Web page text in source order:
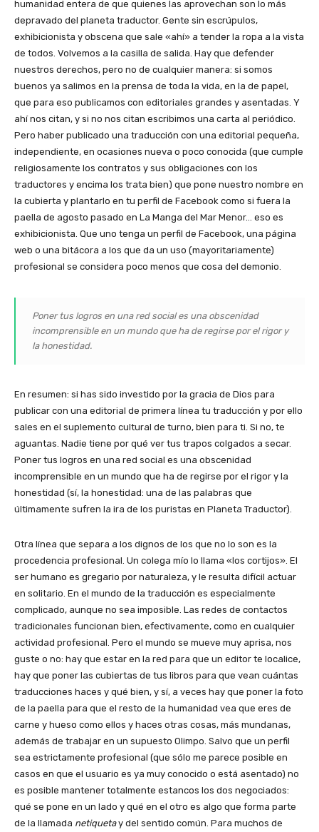
humanidad entera de que quienes las aprovechan son lo más
depravado del planeta traductor. Gente sin escrúpulos,
exhibicionista y obscena que sale «ahí» a tender la ropa a la vista
de todos. Volvemos a la casilla de salida. Hay que defender
nuestros derechos, pero no de cualquier manera: si somos
buenos ya salimos en la prensa de toda la vida, en la de papel,
que para eso publicamos con editoriales grandes y asentadas. Y
ahí nos citan, y si no nos citan escribimos una carta al periódico.
Pero haber publicado una traducción con una editorial pequeña,
independiente, en ocasiones nueva o poco conocida (que cumple
religiosamente los contratos y sus obligaciones con los
traductores y encima los trata bien) que pone nuestro nombre en
la cubierta y plantarlo en tu perfil de Facebook como si fuera la
paella de agosto pasado en La Manga del Mar Menor… eso es
exhibicionista. Que uno tenga un perfil de Facebook, una página
web o una bitácora a los que da un uso (mayoritariamente)
profesional se considera poco menos que cosa del demonio.
Poner tus logros en una red social es una obscenidad
incomprensible en un mundo que ha de regirse por el rigor y
la honestidad.
En resumen: si has sido investido por la gracia de Dios para
publicar con una editorial de primera línea tu traducción y por ello
sales en el suplemento cultural de turno, bien para ti. Si no, te
aguantas. Nadie tiene por qué ver tus trapos colgados a secar.
Poner tus logros en una red social es una obscenidad
incomprensible en un mundo que ha de regirse por el rigor y la
honestidad (sí, la honestidad: una de las palabras que
últimamente sufren la ira de los puristas en Planeta Traductor).
Otra línea que separa a los dignos de los que no lo son es la
procedencia profesional. Un colega mío lo llama «los cortijos». El
ser humano es gregario por naturaleza, y le resulta difícil actuar
en solitario. En el mundo de la traducción es especialmente
complicado, aunque no sea imposible. Las redes de contactos
tradicionales funcionan bien, efectivamente, como en cualquier
actividad profesional. Pero el mundo se mueve muy aprisa, nos
guste o no: hay que estar en la red para que un editor te localice,
hay que poner las cubiertas de tus libros para que vean cuántas
traducciones haces y qué bien, y sí, a veces hay que poner la foto
de la paella para que el resto de la humanidad vea que eres de
carne y hueso como ellos y haces otras cosas, más mundanas,
además de trabajar en un supuesto Olimpo. Salvo que un perfil
sea estrictamente profesional (que sólo me parece posible en
casos en que el usuario es ya muy conocido o está asentado) no
es posible mantener totalmente estancos los dos negociados:
qué se pone en un lado y qué en el otro es algo que forma parte
de la llamada netiquetay del sentido común. Para muchos de